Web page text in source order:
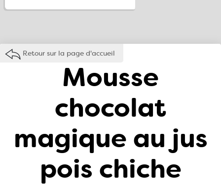
Retour sur la page d'accueil
Mousse
chocolat
magique au jus
pois chiche